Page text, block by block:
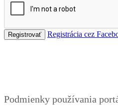
Registrácia cez
Podmienky používania